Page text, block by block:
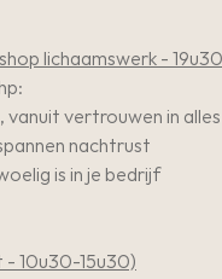
lichaamswerk -
vanuit vertrouwen in
nachtrust
is in je bedrijf
10u30-15u30)